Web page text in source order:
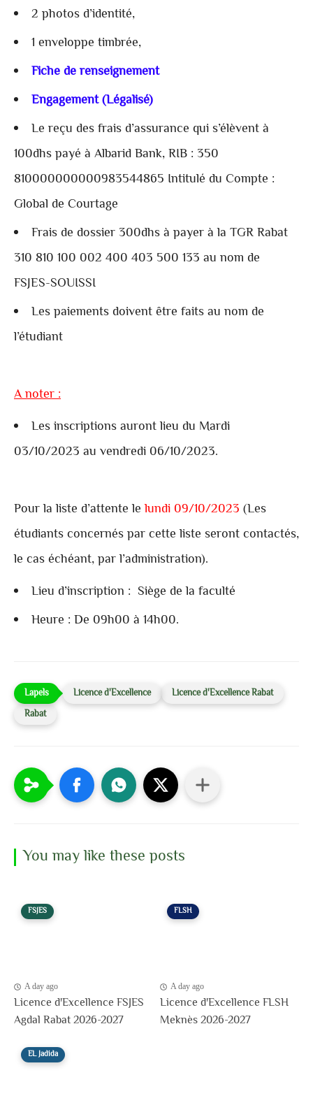
2 photos d’identité,
1 enveloppe timbrée,
Fiche de renseignement
Engagement (Légalisé)
Le reçu des frais d’assurance qui s’élèvent à
100dhs payé à Albarid Bank, RIB : 350
810000000000983544865 Intitulé du Compte :
Global de Courtage
Frais de dossier 300dhs à payer à la TGR Rabat
310 810 100 002 400 403 500 133 au nom de
FSJES-SOUISSI
Les paiements doivent être faits au nom de
l’étudiant
A noter :
Les inscriptions auront lieu du Mardi
03/10/2023 au vendredi 06/10/2023.
Pour la liste d’attente lelundi 09/10/2023 (Les
étudiants concernés par cette liste seront contactés,
le cas échéant, par l’administration).
Lieu d’inscription : Siège de la faculté
Heure : De 09h00 à 14h00.
Licence d'Excellence
Licence d'Excellence Rabat
Rabat
You may like these posts
FSJES
A day ago
Licence d'Excellence FSJES
Agdal Rabat 2026-2027
FLSH
A day ago
Licence d'Excellence FLSH
Meknès 2026-2027
EL Jadida